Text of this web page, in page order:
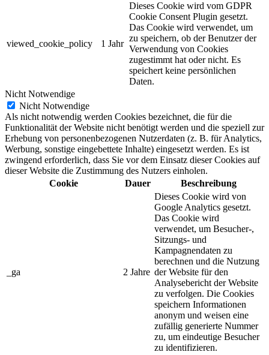
viewed_cookie_policy 1 Jahr
Dieses Cookie wird vom GDPR
Cookie Consent Plugin gesetzt.
Das Cookie wird verwendet, um
zu speichern, ob der Benutzer der
Verwendung von Cookies
zugestimmt hat oder nicht. Es
speichert keine persönlichen
Daten.
Nicht Notwendige
Nicht Notwendige
Als nicht notwendig werden Cookies bezeichnet, die für die
Funktionalität der Website nicht benötigt werden und die speziell zur
Erhebung von personenbezogenen Nutzerdaten (z. B. für Analytics,
Werbung, sonstige eingebettete Inhalte) eingesetzt werden. Es ist
zwingend erforderlich, dass Sie vor dem Einsatz dieser Cookies auf
dieser Website die Zustimmung des Nutzers einholen.
Cookie
Dauer Beschreibung
_ga 2 Jahre
Dieses Cookie wird von
Google Analytics gesetzt.
Das Cookie wird
verwendet, um Besucher-,
Sitzungs- und
Kampagnendaten zu
berechnen und die Nutzung
der Website für den
Analysebericht der Website
zu verfolgen. Die Cookies
speichern Informationen
anonym und weisen eine
zufällig generierte Nummer
zu, um eindeutige Besucher
zu identifizieren.